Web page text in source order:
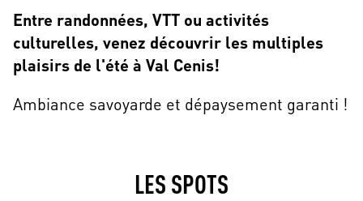
Entre randonnées, VTT ou activités
culturelles, venez découvrir les multiples
plaisirs de l'été à Val Cenis!
Ambiance savoyarde et dépaysement garanti !
LES SPOTS